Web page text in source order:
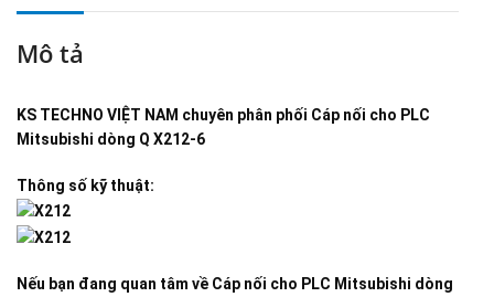
Mô tả
KS TECHNO VIỆT NAM chuyên phân phối Cáp nối cho PLC
Mitsubishi dòng Q X212-6
Thông số kỹ thuật:
Nếu bạn đang quan tâm về Cáp nối cho PLC Mitsubishi dòng